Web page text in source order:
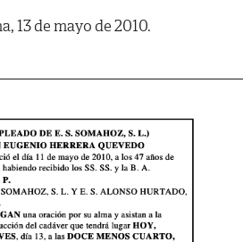
13 de mayo de 2010.